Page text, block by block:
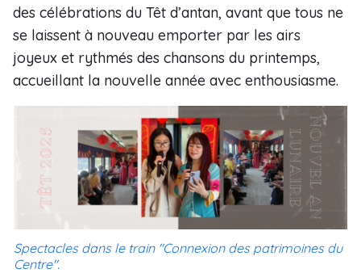
des célébrations du Têt d’antan, avant que tous ne
se laissent à nouveau emporter par les airs
joyeux et rythmés des chansons du printemps,
accueillant la nouvelle année avec enthousiasme.
Spectacles dans le train "Connexion des patrimoines du
Centre".